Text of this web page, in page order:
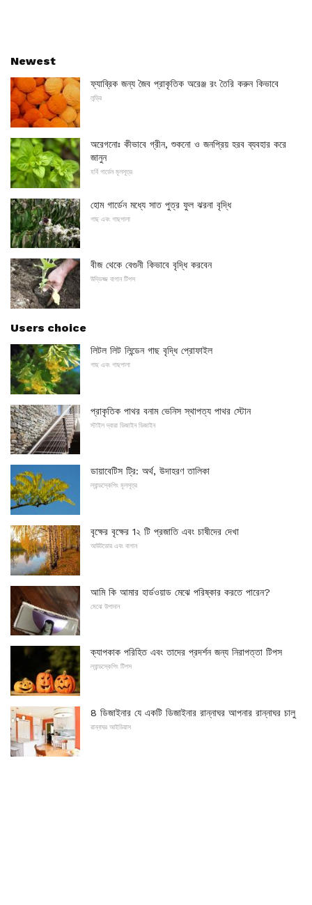
Newest
ফ্যাব্রিক জন্য জৈব প্রাকৃতিক অরেঞ্জ রং তৈরি করুন কিভাবে
লন্ড্রি
অরেগনোঃ কীভাবে গ্রীন, শুকনো ও জনপ্রিয় হরব ব্যবহার করে
জানুন
হর্বি গার্ডেন মূলসূত্র
হোম গার্ডেন মধ্যে সাত পুত্র ফুল ঝরনা বৃদ্ধি
গাছ এবং গাছপালা
বীজ থেকে বেগুনী কিভাবে বৃদ্ধি করবেন
উদ্ভিজ্জ বাগান টিপস
Users choice
লিটল লিট লিন্ডেন গাছ বৃদ্ধি প্রোফাইল
গাছ এবং গাছপালা
প্রাকৃতিক পাথর বনাম ভেনিস স্থাপত্য পাথর স্টোন
স্টাইল দ্বারা ডিজাইন ডিজাইন
ডায়াবেটিস ট্রি: অর্থ, উদাহরণ তালিকা
ল্যান্ডস্কেপিং মূলসূত্র
বৃক্ষের বৃক্ষের 1২ টি প্রজাতি এবং চাষীদের দেখা
আউটডোর এবং বাগান
আমি কি আমার হার্ডওয়াড মেঝে পরিষ্কার করতে পারেন?
মেঝে উপাদান
ক্যাপকাক পরিহিত এবং তাদের প্রদর্শন জন্য নিরাপত্তা টিপস
ল্যান্ডস্কেপিং টিপস
8 ডিজাইনার যে একটি ডিজাইনার রান্নাঘর আপনার রান্নাঘর চালু
রান্নাঘর আইডিয়াস